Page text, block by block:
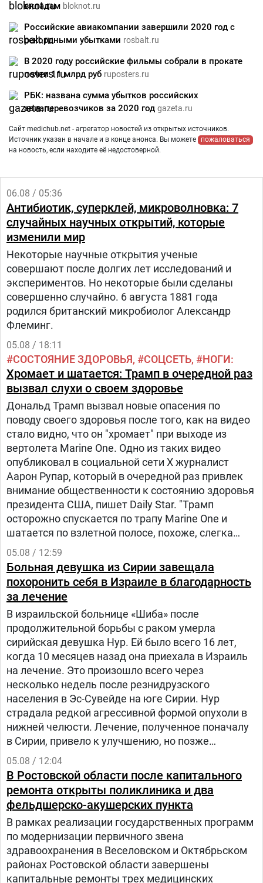
вкладам bloknot.ru
Российские авиакомпании завершили 2020 год с
рекордными убытками rosbalt.ru
В 2020 году российские фильмы собрали в прокате
почти 11 млрд руб ruposters.ru
РБК: названа сумма убытков российских
авиаперевозчиков за 2020 год gazeta.ru
Сайт medichub.net - агрегатор новостей из открытых источников.
Источник указан в начале и в конце анонса. Вы можете
пожаловаться
на новость, если находите её недостоверной.
06.08 / 05:36
Антибиотик, суперклей, микроволновка: 7
случайных научных открытий, которые
изменили мир
Некоторые научные открытия ученые
совершают после долгих лет исследований и
экспериментов. Но некоторые были сделаны
совершенно случайно. 6 августа 1881 года
родился британский микробиолог Александр
Флеминг.
05.08 / 18:11
СОСТОЯНИЕ ЗДОРОВЬЯ СОЦСЕТЬ НОГИ
Хромает и шатается: Трамп в очередной раз
вызвал слухи о своем здоровье
Дональд Трамп вызвал новые опасения по
поводу своего здоровья после того, как на видео
стало видно, что он "хромает" при выходе из
вертолета Marine One. Одно из таких видео
опубликовал в социальной сети Х журналист
Аарон Рупар, который в очередной раз привлек
внимание общественности к состоянию здоровья
президента США, пишет Daily Star. "Трамп
осторожно спускается по трапу Marine One и
шатается по взлетной полосе, похоже, слегка
прихрамывая", — написал журналист.
05.08 / 12:59
Больная девушка из Сирии завещала
похоронить себя в Израиле в благодарность
за лечение
В израильской больнице «Шиба» после
продолжительной борьбы с раком умерла
сирийская девушка Нур. Ей было всего 16 лет,
когда 10 месяцев назад она приехала в Израиль
на лечение. Это произошло всего через
несколько недель после резнидрузского
населения в Эс-Сувейде на юге Сирии. Нур
страдала редкой агрессивной формой опухоли в
нижней челюсти. Лечение, полученное поначалу
в Сирии, привело к улучшению, но позже
произошел рецидив болезни. Нур попала на
лечение в «Шибу» в рамках гуманитарного
проекта «Шевет-ахим» («Кровные братья).
05.08 / 12:04
В Ростовской области после капитального
ремонта открыты поликлиника и два
фельдшерско-акушерских пункта
В рамках реализации государственных программ
по модернизации первичного звена
здравоохранения в Веселовском и Октябрьском
районах Ростовской области завершены
капитальные ремонты трех медицинских